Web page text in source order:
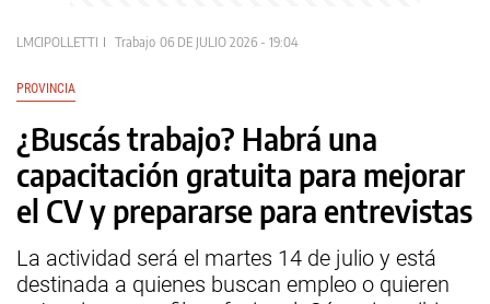
LMCIPOLLETTI Trabajo 06 DE JULIO 2026 - 19:04
PROVINCIA
¿Buscás trabajo? Habrá una
capacitación gratuita para mejorar
el CV y prepararse para entrevistas
La actividad será el martes 14 de julio y está
destinada a quienes buscan empleo o quieren